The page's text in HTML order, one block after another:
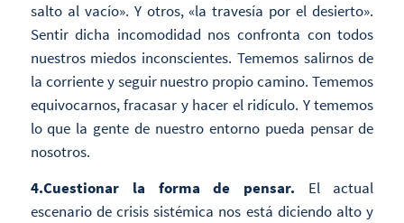
salto al vacío». Y otros, «la travesía por el desierto».
Sentir dicha incomodidad nos confronta con todos
nuestros miedos inconscientes. Tememos salirnos de
la corriente y seguir nuestro propio camino. Tememos
equivocarnos, fracasar y hacer el ridículo. Y tememos
lo que la gente de nuestro entorno pueda pensar de
nosotros.
4.Cuestionar la forma de pensar. El actual
escenario de crisis sistémica nos está diciendo alto y